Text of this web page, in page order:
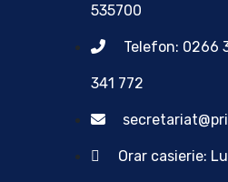
535700
Telefon: 0266
341 772
Orar casierie: